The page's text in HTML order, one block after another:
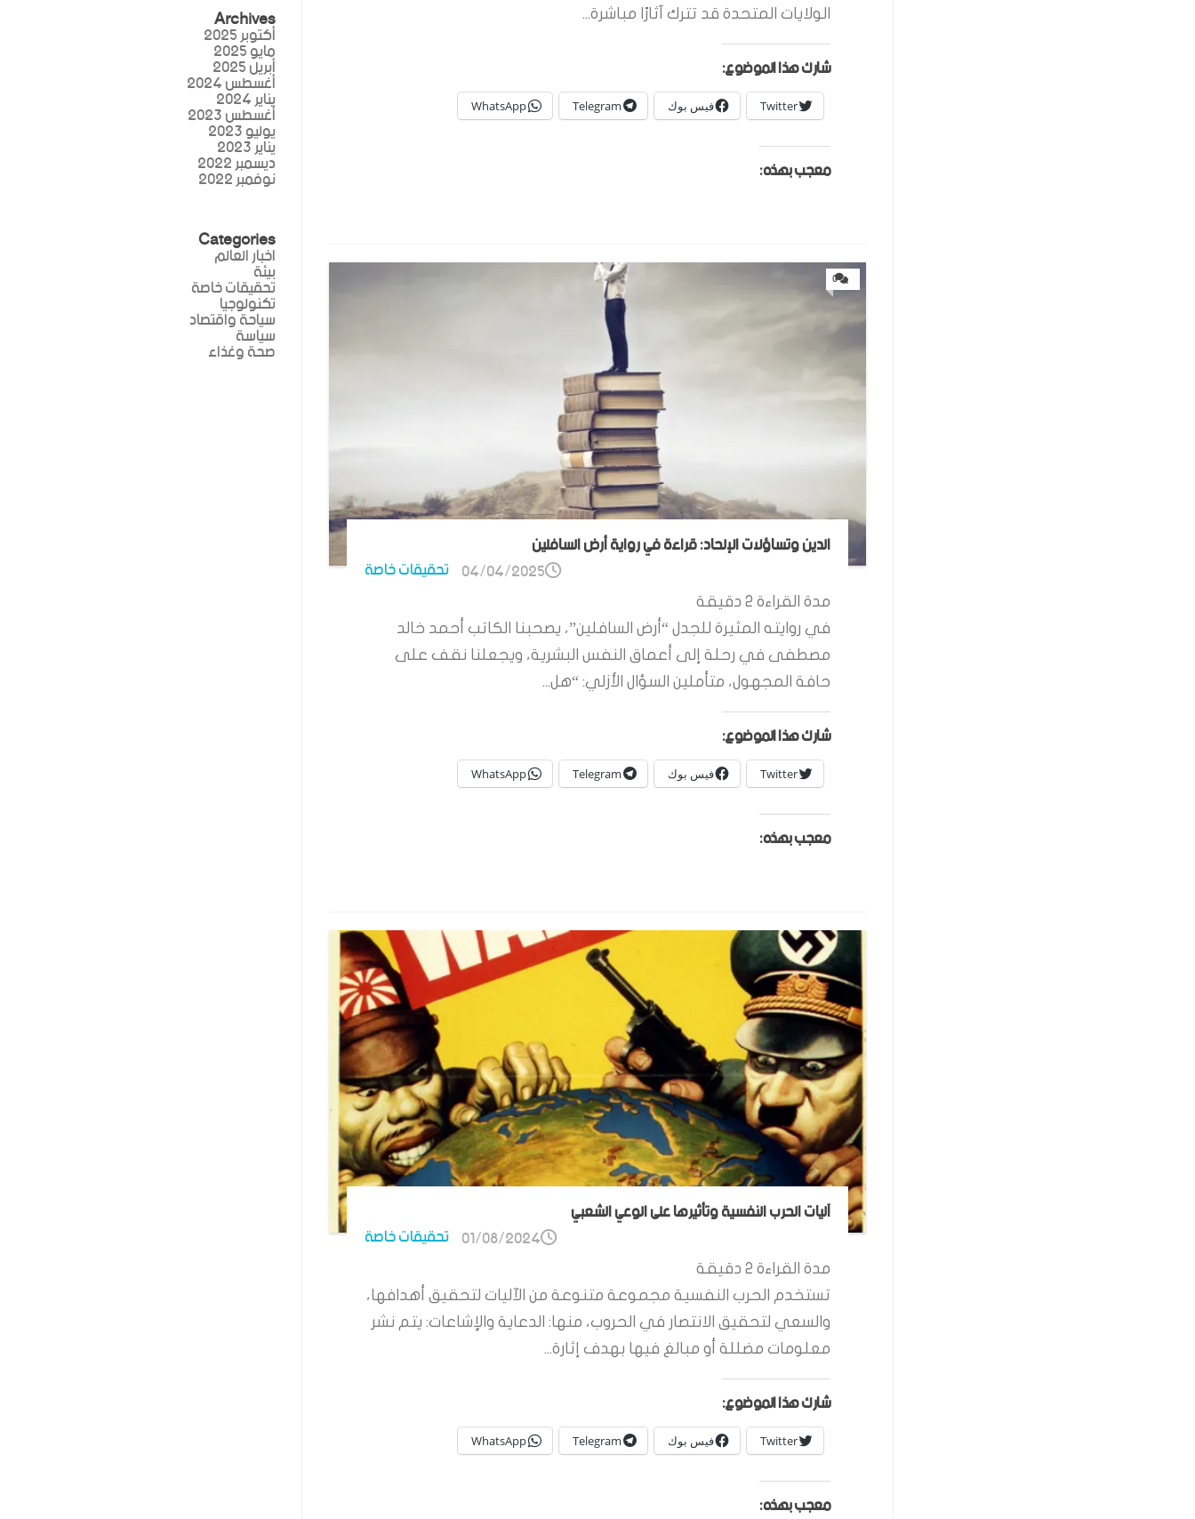
الولايات المتحدة قد تترك آثارًا مباشرة...
شارك هذا الموضوع:
Twitter فيس بوك Telegram
WhatsApp
معجب بهذه:
0
الدين وتساؤلات الإلحاد: قراءة في رواية أرض السافلين
تحقيقات خاصة 04/04/2025
مدة القراءة 2 دقيقة
في روايته المثيرة للجدل “أرض السافلين”، يصحبنا الكاتب أحمد خالد
مصطفى في رحلة إلى أعماق النفس البشرية، ويجعلنا نقف على
حافة المجهول، متأملين السؤال الأزلي: “هل...
شارك هذا الموضوع:
Twitter فيس بوك Telegram
WhatsApp
معجب بهذه:
آليات الحرب النفسية وتأثيرها على الوعي الشعبي
تحقيقات خاصة 01/08/2024
مدة القراءة 2 دقيقة
تستخدم الحرب النفسية مجموعة متنوعة من الآليات لتحقيق أهدافها،
والسعي لتحقيق الانتصار في الحروب، منها: الدعاية والإشاعات: يتم نشر
معلومات مضللة أو مبالغ فيها بهدف إثارة...
شارك هذا الموضوع:
Twitter فيس بوك Telegram
WhatsApp
معجب بهذه:
Archives
أكتوبر 2025
مايو 2025
أبريل 2025
أغسطس 2024
يناير 2024
أغسطس 2023
يوليو 2023
يناير 2023
ديسمبر 2022
نوفمبر 2022
Categories
اخبار العالم
بيئة
تحقيقات خاصة
تكنولوجيا
سياحة واقتصاد
سياسة
صحة وغذاء